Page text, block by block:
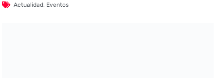
Actualidad, Eventos